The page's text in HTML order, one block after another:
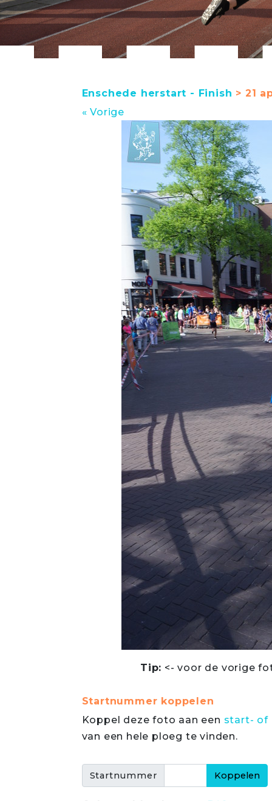
Enschede herstart - Finish > 21
« Vorige
Tip: <- voor de vorige
Startnummer koppelen
Koppel deze foto aan een start- of
van een hele ploeg te vinden.
Startnummer